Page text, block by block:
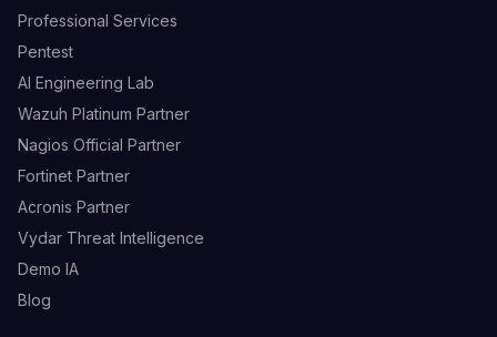
Professional Services
Pentest
AI Engineering Lab
Wazuh Platinum Partner
Nagios Official Partner
Fortinet Partner
Acronis Partner
Vydar Threat Intelligence
Demo IA
Blog